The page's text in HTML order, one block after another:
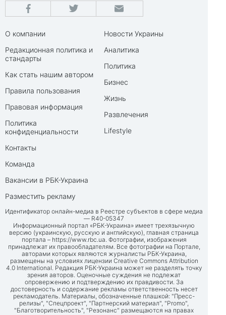
О компании
Редакционная политика и
стандарты
Как стать нашим автором
Правила пользования
Правовая информация
Политика
конфиденциальности
Контакты
Команда
Вакансии в РБК-Украина
Разместить рекламу
Новости Украины
Аналитика
Политика
Бизнес
Жизнь
Развлечения
Lifestyle
Идентификатор онлайн-медиа в Реестре субъектов в сфере медиа
— R40-05347
Информационный портал «РБК-Украина» имеет трехязычную
версию (украинскую, русскую и английскую), главная страница
портала – https://www.rbc.ua. Фотографии, изображения
принадлежат их правообладателям. Все фотографии на Портале,
авторами которых являются журналисты РБК-Украина,
размещены на условиях лицензии Creative Commons Attribution
4.0 International. Редакция РБК-Украина может не разделять точку
зрения авторов. Оценочные суждения не подлежат
опровержению и подтверждению их правдивости. За
достоверность и содержание рекламы ответственность несет
рекламодатель. Материалы, обозначенные плашкой: "Пресс-
релизы", "Спецпроект", "Партнерский материал", "Promo",
"Благотворительность", "Резонанс" размещаются на правах